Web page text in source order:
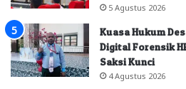
5 Agustus 2026
Kuasa Hukum
Digital Forensik
Saksi Kunci
4 Agustus 2026